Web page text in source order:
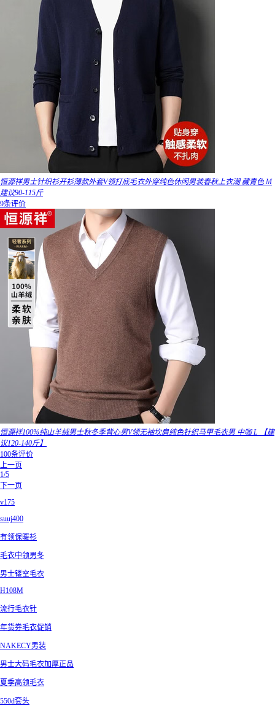
恒源祥男士针织衫开衫薄款外套V领打底毛衣外穿纯色休闲男装春秋上衣潮 藏青色 M
建议90-115斤
9条评价
恒源祥100%纯山羊绒男士秋冬季背心男V领无袖坎肩纯色针织马甲毛衣男 中咖 L 【建
议120-140斤】
100条评价
上一页
1/5
下一页
v175
suuj400
有领保暖衫
毛衣中领男冬
男士镂空毛衣
H108M
流行毛衣针
年货券毛衣促销
NAKECY男装
男士大码毛衣加厚正品
夏季高领毛衣
550d套头